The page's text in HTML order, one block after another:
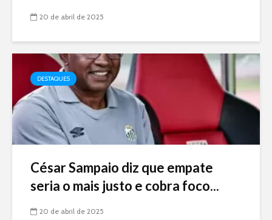
20 de abril de 2025
DESTAQUES
César Sampaio diz que empate
seria o mais justo e cobra foco...
20 de abril de 2025